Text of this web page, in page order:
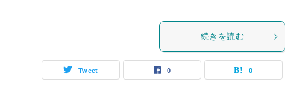
続きを読む
Tweet 0 0